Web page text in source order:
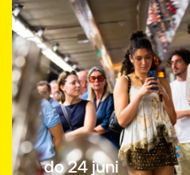
do 24 juni